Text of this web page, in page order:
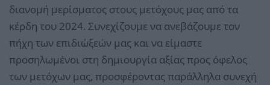
διανομή μερίσματος στους μετόχους μας από τα
κέρδη του 2024. Συνεχίζουμε να ανεβάζουμε τον
πήχη των επιδιώξεών μας και να είμαστε
προσηλωμένοι στη δημιουργία αξίας προς όφελος
των μετόχων μας, προσφέροντας παράλληλα συνεχή